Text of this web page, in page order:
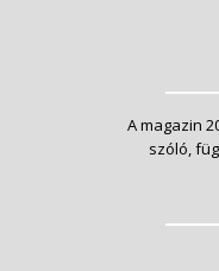
A magazin
szóló,